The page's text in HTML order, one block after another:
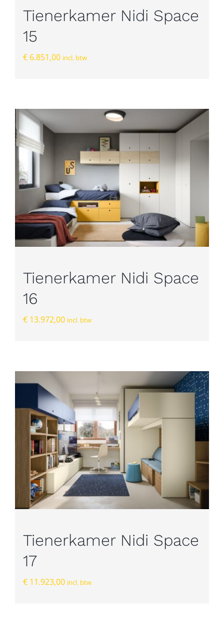
Tienerkamer Nidi Space
15
€6.851,00 incl. btw
Tienerkamer Nidi Space
16
€13.972,00 incl. btw
Tienerkamer Nidi Space
17
€11.923,00 incl. btw